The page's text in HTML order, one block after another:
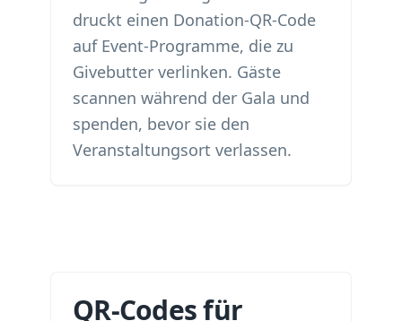
druckt einen Donation-QR-Code
auf Event-Programme, die zu
Givebutter verlinken. Gäste
scannen während der Gala und
spenden, bevor sie den
Veranstaltungsort verlassen.
QR-Codes für